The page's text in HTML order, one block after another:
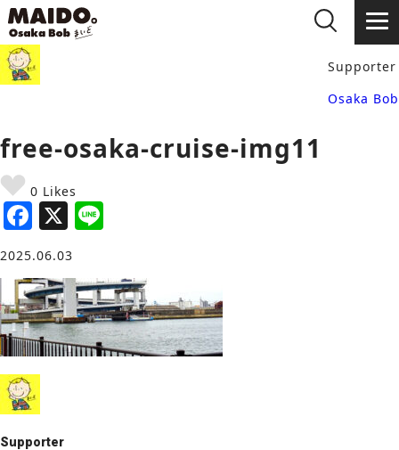
Supporter
Osaka Bob
free-osaka-cruise-img11
0 Likes
F
a
c
e
b
o
o
k
X
e
2025.06.03
Supporter